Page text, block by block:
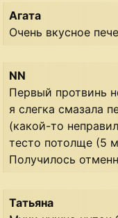
Агата
Очень вкусное
NN
Первый протвинь
я слегка смазала
(какой-то
тесто потолще (5
Получилось
Татьяна